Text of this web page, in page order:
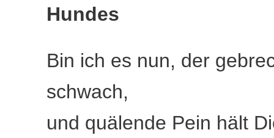
Hundes
Bin ich es nun, der
schwach,
und quälende Pein hält